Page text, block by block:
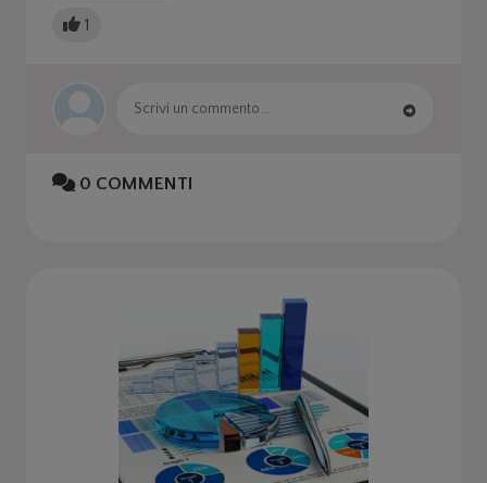
1
0 COMMENTI